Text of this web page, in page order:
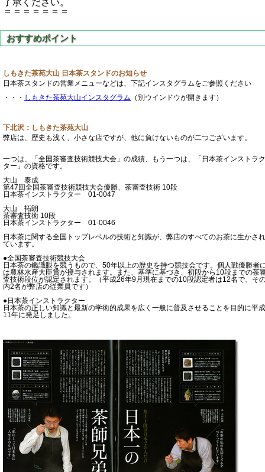
了承ください。
＝＝＝＝＝＝＝
しもきた茶苑大山 日本茶スタンドのお知らせ
日本茶スタンドの営業メニューなどは、下記インスタグラムをご参照ください
・・・ しもきた茶苑大山インスタグラム （別ウインドウが開きます）
下北沢：しもきた茶苑大山
弊店は、歴史も浅く、小さな店ですが、他に負けないものが二つございます。
一つは、「全国茶審査技術競技大会」の成績、もう一つは、「日本茶インストラク
ター」の資格です。
大山 泰成
第47回全国茶審査技術競技大会優勝、茶審査技術 10段
日本茶インストラクター 01-0047
大山 拓朗
茶審査技術 10段
日本茶インストラクター 01-0046
日本茶に関する全国トップレベルの技術と知識が、弊店のすべてのお茶に生かされ
ています。
●全国茶審査技術競技大会
日本茶の鑑識眼を競うもので、50年以上の歴史を持つ競技会です。個人戦優勝者
は農林水産大臣賞が授与されます。また、基準に基づき、初段から10段までの茶
査技術段位が認定されます。（平成26年9月現在までの10段認定者は12名で、そ
内2名が弊店の従業員です）
●日本茶インストラクター
日本茶の正しい知識と最新の学術的成果を広く一般に普及させることを目的に平成
11年に発足しました。